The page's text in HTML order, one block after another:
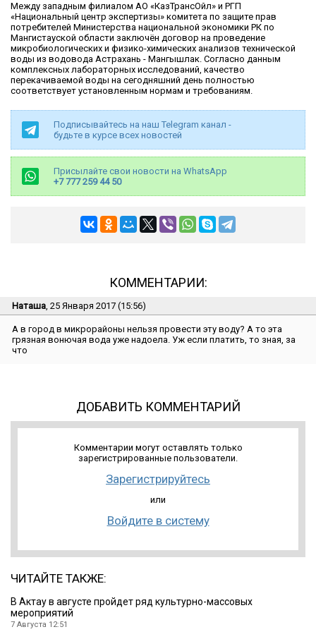
Между западным филиалом АО «КазТрансОйл» и РГП
«Национальный центр экспертизы» комитета по защите прав
потребителей Министерства национальной экономики РК по
Мангистауской области заключён договор на проведение
микробиологических и физико-химических анализов технической
воды из водовода Астрахань - Мангышлак. Согласно данным
комплексных лабораторных исследований, качество
перекачиваемой воды на сегодняшний день полностью
соответствует установленным нормам и требованиям.
Подписывайтесь на наш Telegram канал -
будьте в курсе всех новостей
Присылайте свои новости на WhatsApp
+7 777 259 44 50
КОММЕНТАРИИ:
Наташа, 25 Января 2017 (15:56)
А в город в микрорайоны нельзя провести эту воду? А то эта
грязная вонючая вода уже надоела. Уж если платить, то зная, за
что
ДОБАВИТЬ КОММЕНТАРИЙ
Комментарии могут оставлять только
зарегистрированные пользователи.
Зарегистрируйтесь
или
Войдите в систему
ЧИТАЙТЕ ТАКЖЕ:
В Актау в августе пройдет ряд культурно-массовых
мероприятий
7 Августа 12:51